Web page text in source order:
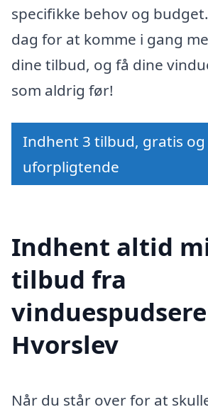
specifikke behov og
dag for at komme i gang
dine tilbud, og få dine
som aldrig før!
Indhent 3 tilbud, gratis og
uforpligtende
Indhent altid
tilbud fra
Hvorslev
Når du står over for at